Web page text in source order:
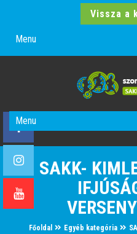
Vissza a
Menu
Menu
SAKK-
Főoldal Egyéb kategória